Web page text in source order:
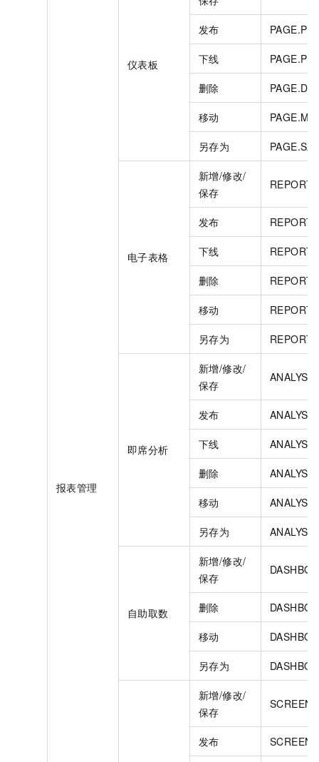
报表管理
仪表板
发布
下线
删除
移动
另存为
电子表格
新增/修改/
保存
发布
下线
删除
移动
另存为
即席分析
新增/修改/
保存
发布
下线
删除
移动
另存为
自助取数
新增/修改/
保存
删除
移动
另存为
新增/修改/
保存
发布